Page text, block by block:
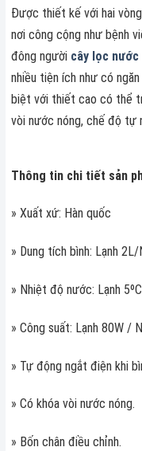
Được thiết kế với hai
nơi công cộng như bệnh
đông người cây lọc nước
nhiều tiện ích như có
biệt với thiết cao có thể
vòi nước nóng, chế độ tự
Thông tin chi tiết sản
» Xuất xứ: Hàn quốc
» Dung tích bình: Lạnh
» Nhiệt độ nước: Lạnh
» Công suất: Lạnh 80W /
» Tự động ngắt điện khi
» Có khóa vòi nước nóng.
» Bốn chân điều chỉnh.